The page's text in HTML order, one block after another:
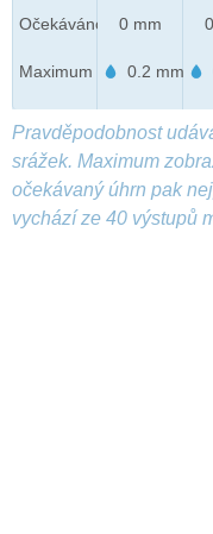
Očekáváno
Maximum
0 mm
0.2 mm
Pravděpodobnost
srážek. Maximum
očekávaný úhrn pak
vychází ze 40 výstupů